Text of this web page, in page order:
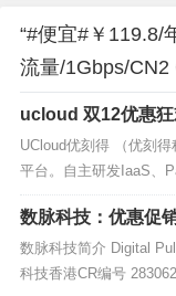
“#便宜#￥119.8/
流量/1Gbps/CN2
ucloud 双12优惠
元/年起
UCloud优刻得 （优刻
平台。自主研发IaaS、
云、私有云、混合云...
数脉科技：优惠促
数脉科技简介 Digital
科技香港CR编号